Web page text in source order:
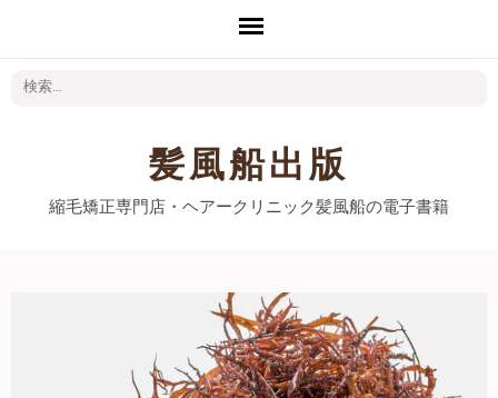
髪風船出版
縮毛矯正専門店・ヘアークリニック髪風船の電子書籍